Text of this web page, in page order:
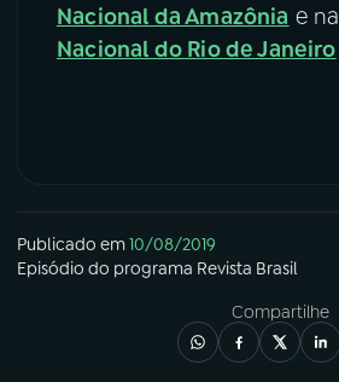
Nacional da Amazônia e na
Nacional do Rio de Janeiro
Publicado em10/08/2019
Episódio do programa Revista Brasil
Compartilhe